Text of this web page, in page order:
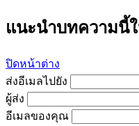
แนะนำบทความนี้
ปิดหน้าต่าง
ส่งอีเมลไปยัง
ผู้ส่ง
อีเมลของคุณ